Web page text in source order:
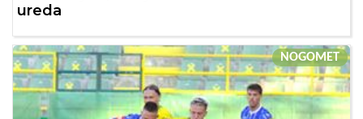
ureda
NOGOMET